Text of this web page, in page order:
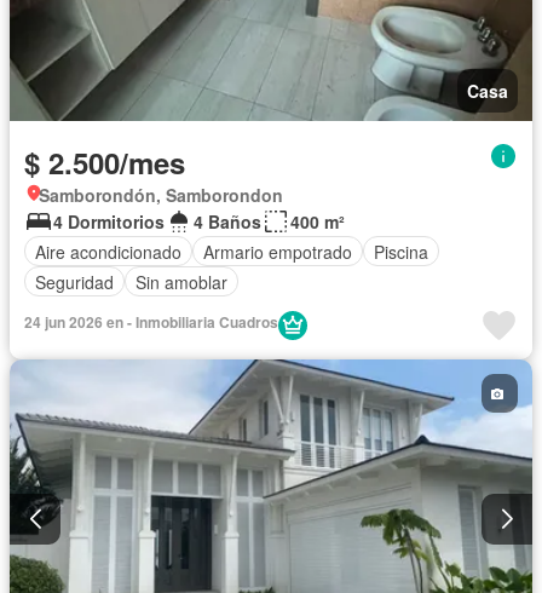
Casa
$ 2.500/mes
Samborondón, Samborondon
4 Dormitorios
4 Baños
400 m²
Aire acondicionado
Armario empotrado
Piscina
Seguridad
Sin amoblar
24 jun 2026 en - Inmobiliaria Cuadros